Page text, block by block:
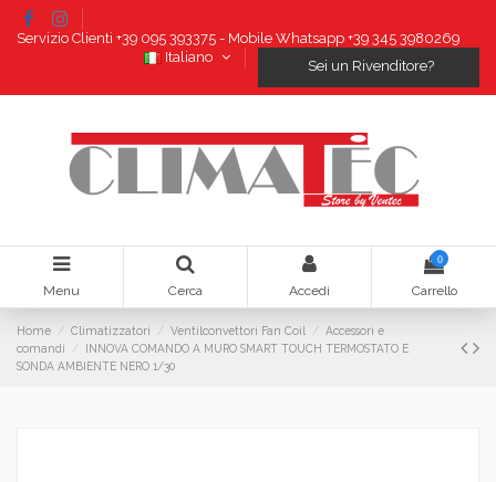
Servizio Clienti +39 095 393375 - Mobile Whatsapp +39 345 3980269
Italiano
Sei un Rivenditore?
Menu Cerca Accedi
0
Carrello
Home Climatizzatori Ventilconvettori Fan Coil
Accessori e
comandi
INNOVA COMANDO A MURO SMART TOUCH TERMOSTATO E
SONDA AMBIENTE NERO 1/30